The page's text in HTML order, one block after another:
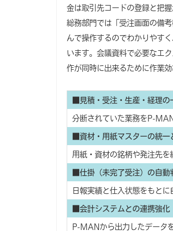
金は取引先コードの登録と把
総務部門では「受注画面の備
んで操作するのでわかりやす
います。会議資料で必要なエ
作が同時に出来るために作業
■見積・受注・生産・経理の
分断されていた業務をP-
■資材・用紙マスターの統一
用紙・資材の銘柄や発注先
■仕掛（未完了受注）の自動
日報実績と仕入状態をもと
■会計システムとの連携強化
P-MANから出力したデータ